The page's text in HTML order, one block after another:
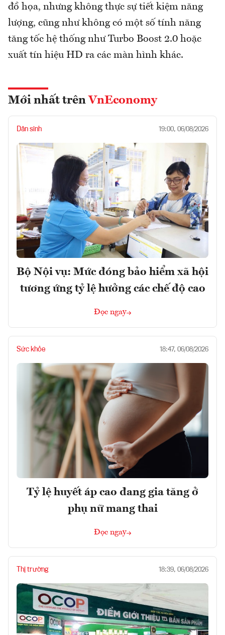
đồ họa, nhưng không thực sự tiết kiệm năng
lượng, cũng như không có một số tính năng
tăng tốc hệ thống như Turbo Boost 2.0 hoặc
xuất tín hiệu HD ra các màn hình khác.
Mới nhất trên VnEconomy
Dân sinh 19:00, 06/08/2026
Bộ Nội vụ: Mức đóng bảo hiểm xã hội
tương ứng tỷ lệ hưởng các chế độ cao
Đọc ngay
Sức khỏe 18:47, 06/08/2026
Tỷ lệ huyết áp cao đang gia tăng ở
phụ nữ mang thai
Đọc ngay
Thị trường 18:39, 06/08/2026